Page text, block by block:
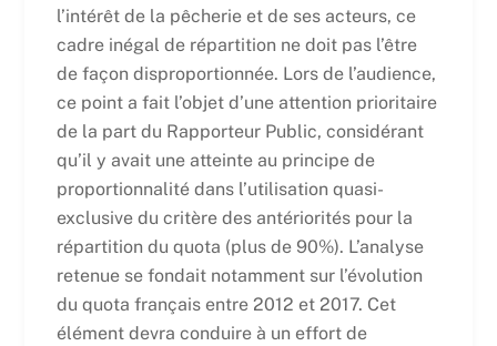
l’intérêt de la pêcherie et de ses acteurs, ce
cadre inégal de répartition ne doit pas l’être
de façon disproportionnée. Lors de l’audience,
ce point a fait l’objet d’une attention prioritaire
de la part du Rapporteur Public, considérant
qu’il y avait une atteinte au principe de
proportionnalité dans l’utilisation quasi-
exclusive du critère des antériorités pour la
répartition du quota (plus de 90%). L’analyse
retenue se fondait notamment sur l’évolution
du quota français entre 2012 et 2017. Cet
élément devra conduire à un effort de